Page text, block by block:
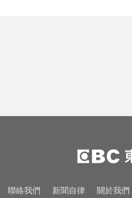
還很黑
愛玩車／越野神
Pajero預告亮相
40歲後身高縮水
聯絡我們 新聞自律 關於我們